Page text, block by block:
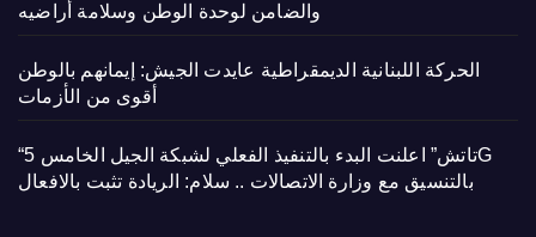
والضامن لوحدة الوطن وسلامة أراضيه
الحركة اللبنانية الديمقراطية عايدت الجيش: إيمانهم بالوطن
أقوى من الأزمات
“تاتش” اعلنت البدء بالتنفيذ الفعلي لشبكة الجيل الخامس 5G
بالتنسيق مع وزارة الاتصالات .. سلام: الريادة تثبت بالافعال